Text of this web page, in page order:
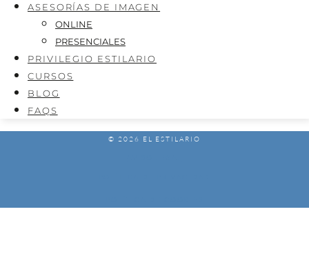
ASESORÍAS DE IMAGEN
ONLINE
PRESENCIALES
PRIVILEGIO ESTILARIO
CURSOS
BLOG
FAQS
© 2026 EL ESTILARIO